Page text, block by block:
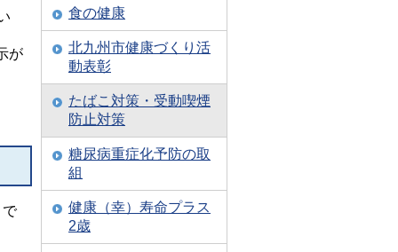
が
で
食の健康
北九州市健康づくり活
動表彰
たばこ対策・受動喫煙
防止対策
糖尿病重症化予防の取
組
健康（幸）寿命プラス
2歳